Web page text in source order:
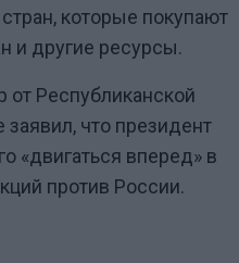
которые покупают
и другие ресурсы.
от Республиканской
что президент
«двигаться вперед» в
против России.